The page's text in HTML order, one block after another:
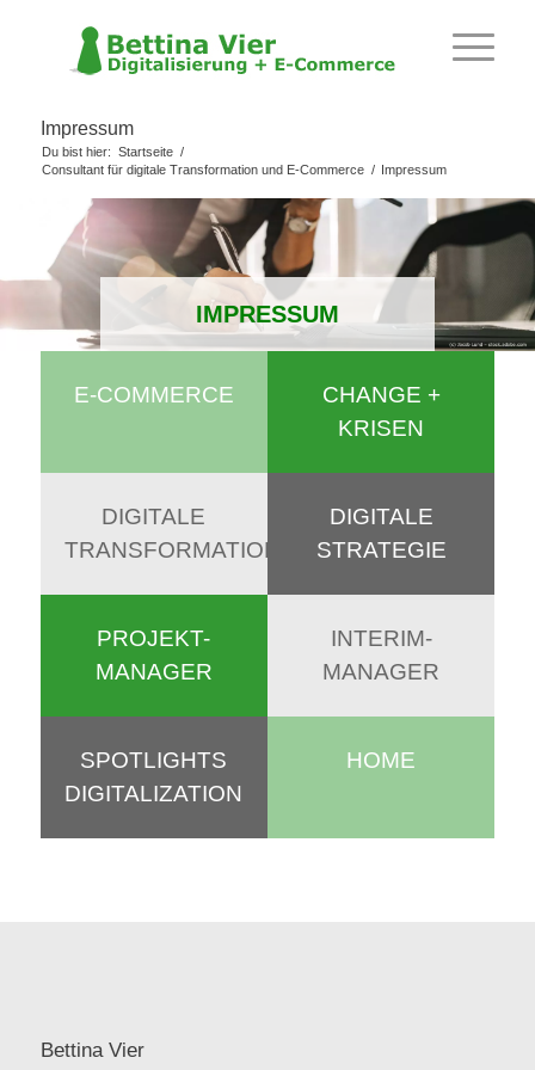
Impressum
Du bist hier: Startseite /
Consultant für digitale Transformation und E-Commerce / Impressum
IMPRESSUM
E-COMMERCE
CHANGE +
KRISEN
DIGITALE
TRANSFORMATION
DIGITALE
STRATEGIE
PROJEKT-
MANAGER
INTERIM-
MANAGER
SPOTLIGHTS
DIGITALIZATION
HOME
Bettina Vier